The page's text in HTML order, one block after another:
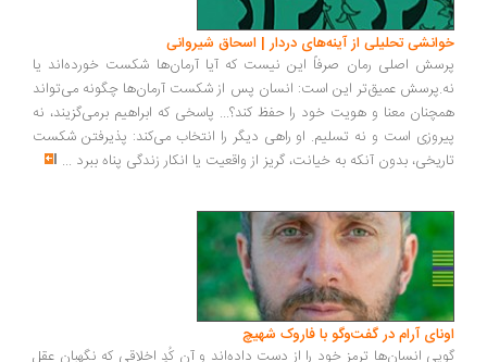
تحلیلی از آینه‌های دردار | اسحاق شیروانی
اصلی رمان صرفاً این نیست که آیا آرمان‌ها شکست خورده‌اند یا
عمیق‌تر این است: انسان پس از شکست آرمان‌ها چگونه می‌تواند
معنا و هویت خود را حفظ کند؟... پاسخی که ابراهیم برمی‌گزیند، نه
است و نه تسلیم. او راهی دیگر را انتخاب می‌کند: پذیرفتن شکست
بدون آنکه به خیانت، گریز از واقعیت یا انکار زندگی پناه ببرد...
آرام در گفت‌وگو با فاروک شهیچ‭
انسان‌ها ترمزِ خود را از دست داده‌اند و آن کُدِ اخلاقی که نگهبان عقل